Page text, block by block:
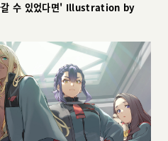
수 있었다면' Illustration by